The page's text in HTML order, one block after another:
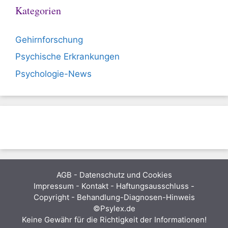
Kategorien
Gehirnforschung
Psychische Erkrankungen
Psychologie-News
AGB - Datenschutz und Cookies
Impressum - Kontakt - Haftungsausschluss -
Copyright - Behandlung-Diagnosen-Hinweis
©Psylex.de
Keine Gewähr für die Richtigkeit der Informationen!